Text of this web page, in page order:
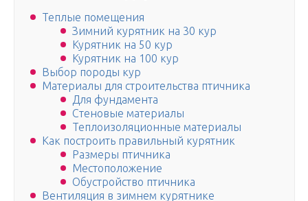
Теплые помещения
Зимний курятник на 30 кур
Курятник на 50 кур
Курятник на 100 кур
Выбор породы кур
Материалы для строительства птичника
Для фундамента
Стеновые материалы
Теплоизоляционные материалы
Как построить правильный курятник
Размеры птичника
Местоположение
Обустройство птичника
Вентиляция в зимнем курятнике